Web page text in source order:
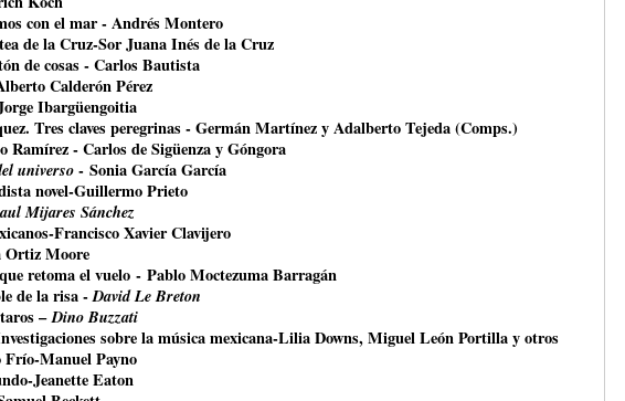
con el mar - Andrés Montero
de la Cruz-Sor Juana Inés de la Cruz
de cosas - Carlos Bautista
Calderón Pérez
Ibargüengoitia
Tres claves peregrinas - Germán Martínez y Adalberto Tejeda (Comps.)
Ramírez - Carlos de Sigüenza y Góngora
universo- Sonia García García
novel-Guillermo Prieto
Mijares Sánchez
Francisco Xavier Clavijero
Ortiz Moore
retoma el vuelo - Pablo Moctezuma Barragán
de la risa -David Le Breton
–Dino Buzzati
sobre la música mexicana-Lilia Downs, Miguel León Portilla y otros
Manuel Payno
Jeanette Eaton